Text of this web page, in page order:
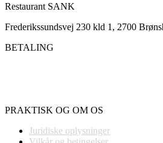
Restaurant SANK
Frederikssundsvej 230 kld 1, 2700
BETALING
PRAKTISK OG OM OS
Juridiske oplysninger